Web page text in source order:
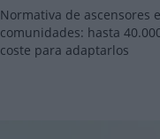
Normativa de ascensores
comunidades: hasta
coste para adaptarlos